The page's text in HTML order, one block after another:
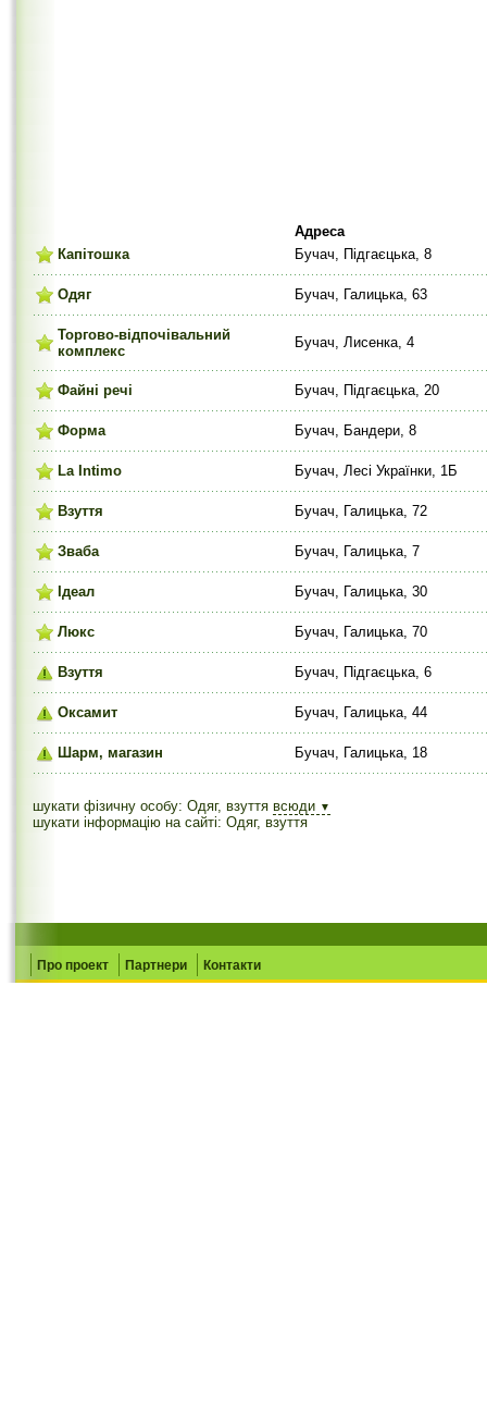
Адреса
Капітошка
Бучач, Підгаєцька, 8
Одяг Бучач, Галицька, 63
Торгово-відпочівальний
комплекс
Бучач, Лисенка, 4
Файні речі Бучач, Підгаєцька, 20
Форма Бучач, Бандери, 8
La Intimo Бучач, Лесі Українки, 1Б
Взуття Бучач, Галицька, 72
Зваба Бучач, Галицька, 7
Ідеал Бучач, Галицька, 30
Люкс Бучач, Галицька, 70
Взуття Бучач, Підгаєцька, 6
Оксамит Бучач, Галицька, 44
Шарм, магазин Бучач, Галицька, 18
шукати фізичну особу: Одяг, взуття всюди ▼
шукати інформацію на сайті: Одяг, взуття
Про проект Партнери Контакти